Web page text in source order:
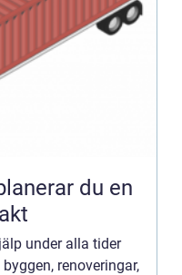
under alla tider
renoveringar,